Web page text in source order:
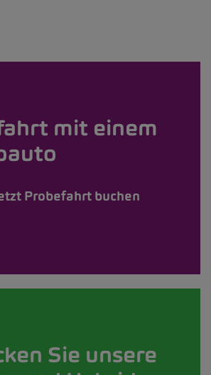
mit einem
Probefahrt buchen
Sie unsere